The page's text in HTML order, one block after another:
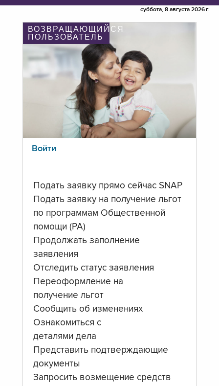
суббота, 8 августа 2026 г.
ВОЗВРАЩАЮЩИЙСЯ
ПОЛЬЗОВАТЕЛЬ
Войти
Подать заявку прямо сейчас SNAP
Подать заявку на получение льгот
по программам Общественной
помощи (PA)
Продолжать заполнение
заявления
Отследить статус заявления
Переоформление на
получение льгот
Сообщить об изменениях
Ознакомиться с
деталями дела
Представить подтверждающие
документы
Запросить возмещение средств